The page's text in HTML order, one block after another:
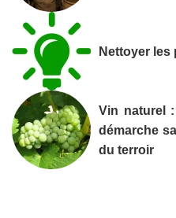
Nettoyer les
Vin naturel
démarche
du terroir